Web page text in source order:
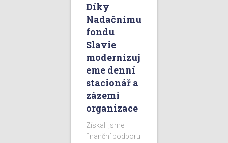
Díky
Nadačnímu
fondu
Slavie
modernizuj
eme denní
stacionář a
zázemí
organizace
Získali jsme
finanční podporu